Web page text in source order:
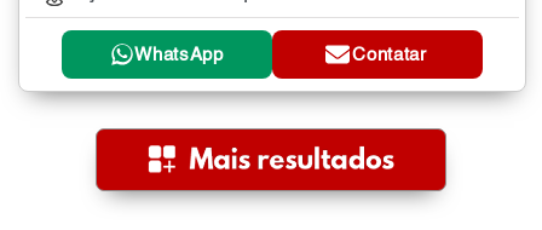
WhatsApp Contatar